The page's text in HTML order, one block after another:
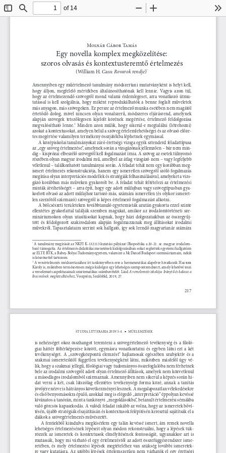
ToggleFind
of 14
Zoom
217
amennyiben egy műértelmező tanulmány módszertani mutatványként is helyt kell,
hogy  álljon,  megfelelő  mértékben  általánosíthatónak  kell  lennie.  Vagyis  azon  túl,
hogy az értelmezendő szövegről mond valami érdemlegeset, arra vonatkozó útmu-
tatással  is  kell  szolgálnia,  hogy  miként  reprodukálhatók  a  benne  foglalt  műveletek
más anyagon, más szövegeken. ez persze az értelmező munka esetében nem magától
értetődő  dolog,  mivel  nincsen  olyan  vonalszerű,  módszeres  eljárásrend,  amelynek
alapján  szövegek  tetszőlegesen  kijelölt  körének  megértése,  értelmező  feldolgozása
megvalósítható  lenne. 1
  minden  azon  múlik,  hogy  sikerül-e  megtalálni  (létrehozni)
azokat a kontextusokat, amelyen belül a szöveg értelemlehetőségei és az olvasó előze-
tes megértése valamilyen termékeny összjátékba léphetnek egymással.
a középiskolai tanulmányokat záró érettségi vizsga egyik sztenderd feladattípusa
az „egy szöveg értelmezése”, amelynek során a vizsgázónak jellemzően – bár nem min-
dig – kisprózai elbeszélő szövegről kell fogalmazást írnia. a szöveg az esetek túlnyomó
részében olyan magyar irodalmi mű, amellyel az átlag vizsgázó nem – vagy legfeljebb
véletlenül – találkozhatott tanulmányai során.
a feladat tehát nem egy korábban meg-
ismert  értelmezés  rekonstrukciója,  hanem  egy  ismeretlen  szövegről  szóló  fogalmazás
megírása olyan interpretációs modellek és stratégiák felhasználásával, amelyeket a vizs-
gázó  korábban  más  műveken  gyakorolt  be.  a feladat  tehát  feltételezi  az  értelmezési
minták átvihetőségét – arra épít, hogy egy adott műfajban vagy szövegtípusban gya-
korlott olvasó az adott műfajhoz tartozó más, számára ismeretlen (és olykor ismeret-
len szerzőtől származó) szövegről is képes értelmező fogalmazást alkotni.
a bölcsészeti területeken továbbtanuló egyetemisták azután gyakorta ezzel szinte
ellentétes  gyakorlattal  találják  szemben  magukat,  amikor  az  irodalomtörténeti  sze-
mináriumokon  olyan  utasításokat  kapnak,  hogy  házi  dolgozataikban  az  összegyűj-
tött  és  feldolgozott  szakirodalom  alapján  fogalmazzanak  meg  állításokat  irodalmi
művekről. tapasztalataim szerint sok hallgató, így sok leendő magyartanár számára
* a tanulmány megírását az NkFi k-132113 kutatási pályázat (Biopoétika a 20-21. sz. magyar irodalom-
ban) támogatta. az értelmezés didaktikai menetének kidolgozásában sokat segítettek egyetemi hallgatóim
az eLte Btk, a Babeş-Bolyai tudományegyetem, valamint a mcdaniel Budapest szemináriumain, nekik
is köszönettel tartozom.
1 a versértelmezés módszertanához írt tankönyvében erre a hermeneutikai alapelvre hivatkozik Hauber
károly is, miközben természetesen mégis kidolgoz egy lehetséges szempontrendszert, amely lehetővé teszi
a verselemzés aspektusainak szisztematikus számbavételét. Lásd A verselemzés iskolája: Iránytű és kalauz a
lírai művek megközelítéséhez, Veszprém, Szülőföld, 2019, 27.
molnár Gábor tamás
egy novella komplex megközelítése:
szoros olvasás és kontextusteremtő értelmezés
(William H. Gass: Rovarok rendje)*
STUDIA LITTERARIA 2019/3–4. n MűELEMzéSEk
is nehézséget okoz összhangot teremteni a szövegértelmező tevékenység és a filoló-
giai  háttér  föltérképezése  között,  egymásra  vonatkoztatni  és  egyben  látni  ezt  a  két
tevékenységet.
a
„szövegközpontú  elemzést”  hajlamosak  egészében  szubjektív  és  a
szakmai  ismereteiktől  független  tevékenységként  látni,  miközben  másfelől  úgy  vé-
lik, hogy a szakmai jellegű, filológiai vagy tudományos összefoglalóba nem férhetnek
bele az irodalmi szövegről adott olyan értelmező állítások, amelyek nem közvetlenül
a másodlagos irodalomból származnak. a mennyiben nem sikerül a képzés során hi-
dat  verni  a  két,  csak  látszólag  ellentétes  tevékenységi  forma  közé,  annak  a  tanítás
jövőjére nézve is hátrányos következményei lesznek. a megalapozatlan vélekedésekre
és első benyomásokra épülő, azokkal meg is elégedő „interpretáció” éppolyan kevéssé
kívánatos a tanórán, mint a tankönyvi „megoldásokba”, betanult értelmezési sémákba
való görcsös kapaszkodás. a valódi feladat inkább az volna, hogy az ismeretek bőví-
tésén, újabb stratégiák elsajátításán és kontextusok felépítésén keresztül sajátítsák el a
diákok a szövegértelmezés művészetét.
a fentiekből kiindulva megkísérlem egy talán kevéssé ismert, ám remek novella
lehetséges értelmezésének lépéseit olyan módon rekonstruálni, hogy a lépések tük-
rözzék  az  ismeretek  és  kontextusok  elmélyítésének  fontosságát,  ugyanakkor  azt  is
mutassák, hogy mi várható el egy értelmezéstől az adott összefüggésrendszer isme-
retében,  és  mely  értelmezési  lépések  megtételéhez  van  szükség  további  ismeretek-
re  vagy  kutatásra.  az  utóbbi  lépések  értelemszerűen  nem  várhatók  el  egy  érettségi